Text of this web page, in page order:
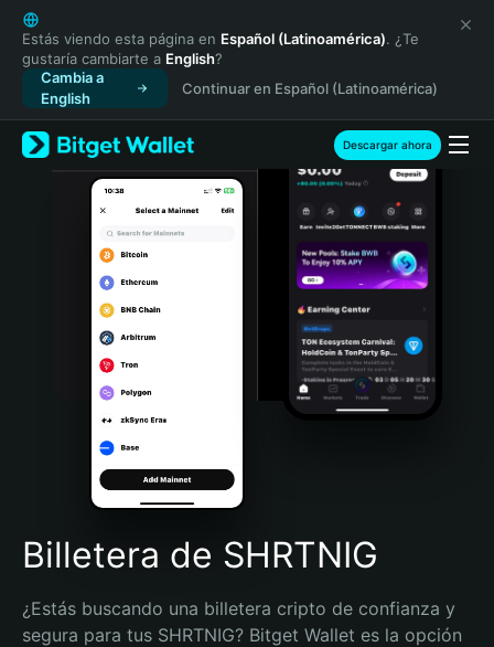
English
日本語
Tiếng Việt
Русский
Español (Latinoamérica)
Türkçe
Italiano
Português (Portugal)
Bahasa Indonesia
Português (Brasil)
Español (Argentina)
Estás viendo esta página en Español (Latinoamérica). ¿Te
gustaría cambiarte a English?
Cambia a
English
Continuar en Español (Latinoamérica)
Descargar ahora
Billetera de SHRTNIG
¿Estás buscando una billetera cripto de confianza y
segura para tus SHRTNIG? Bitget Wallet es la opción